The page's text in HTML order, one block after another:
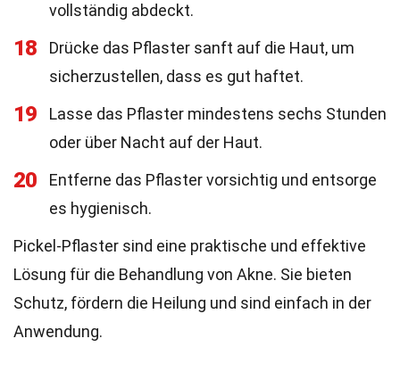
vollständig abdeckt.
18
Drücke das Pflaster sanft auf die Haut, um
sicherzustellen, dass es gut haftet.
19
Lasse das Pflaster mindestens sechs Stunden
oder über Nacht auf der Haut.
20
Entferne das Pflaster vorsichtig und entsorge
es hygienisch.
Pickel-Pflaster sind eine praktische und effektive
Lösung für die Behandlung von Akne. Sie bieten
Schutz, fördern die Heilung und sind einfach in der
Anwendung.